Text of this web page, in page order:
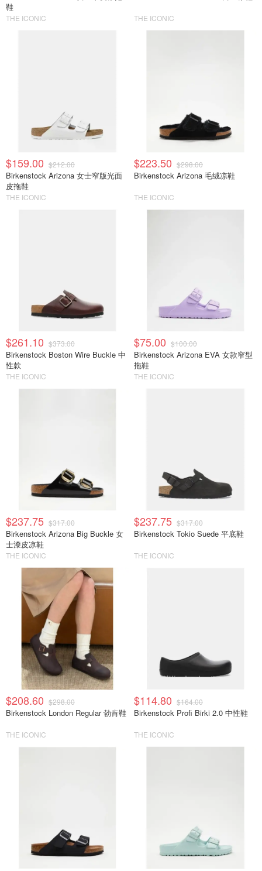
鞋
THE ICONIC THE ICONIC
$159.00 $212.00
Birkenstock Arizona 女士窄版光面
皮拖鞋
THE ICONIC
$223.50 $298.00
Birkenstock Arizona 毛绒凉鞋
THE ICONIC
$261.10 $373.00
Birkenstock Boston Wire Buckle 中
性款
THE ICONIC
$75.00 $100.00
Birkenstock Arizona EVA 女款窄型
拖鞋
THE ICONIC
$237.75 $317.00
Birkenstock Arizona Big Buckle 女
士漆皮凉鞋
THE ICONIC
$237.75 $317.00
Birkenstock Tokio Suede 平底鞋
THE ICONIC
$208.60 $298.00
Birkenstock London Regular 勃肯鞋
THE ICONIC
$114.80 $164.00
Birkenstock Profi Birki 2.0 中性鞋
THE ICONIC